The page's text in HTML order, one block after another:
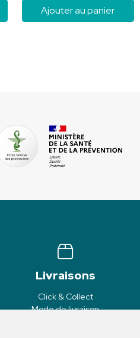
Ajouter au panier
Livraisons
Click & Collect
Mode de livraison